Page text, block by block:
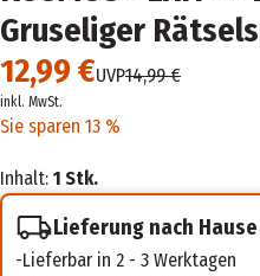
Gruseliger
12,99 €UVP14,99 €
inkl. MwSt.
Sie sparen 13 %
Inhalt: 1 Stk.
Lieferung nach Hause
Lieferbar in 2 - 3 Werktagen